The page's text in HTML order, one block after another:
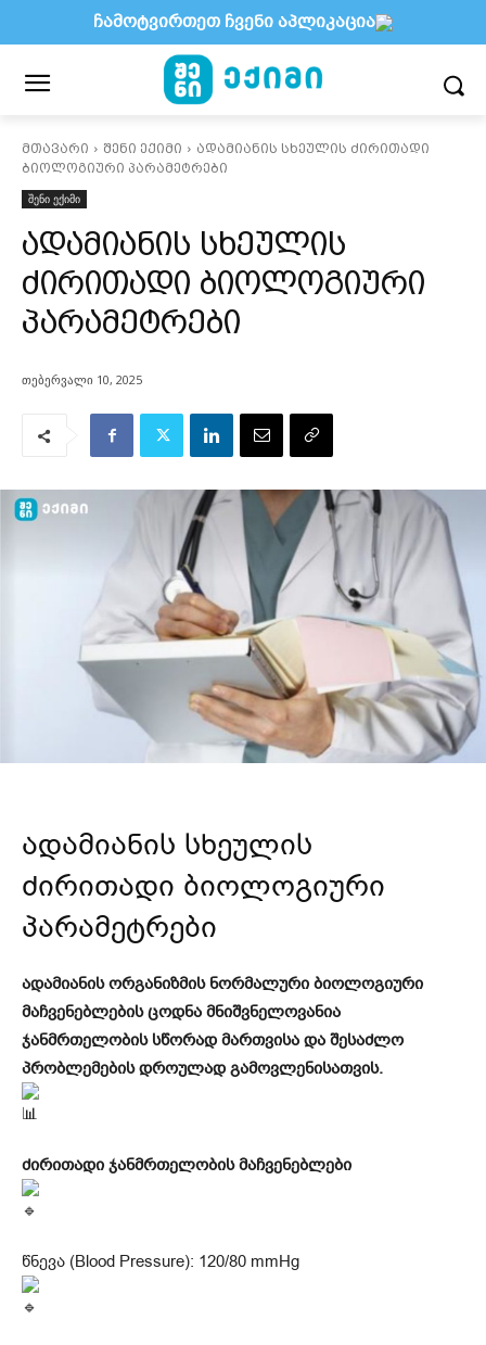
მთავარი შენი ექიმი
ადამიანის სხეულის ძირითადი
ბიოლოგიური პარამეტრები
შენი ექიმი
ადამიანის სხეულის
ძირითადი ბიოლოგიური
პარამეტრები
თებერვალი 10, 2025
ადამიანის სხეულის
ძირითადი ბიოლოგიური
პარამეტრები
ადამიანის ორგანიზმის ნორმალური ბიოლოგიური
მაჩვენებლების ცოდნა მნიშვნელოვანია
ჯანმრთელობის სწორად მართვისა და შესაძლო
პრობლემების დროულად გამოვლენისათვის.
ძირითადი ჯანმრთელობის მაჩვენებლები
წნევა (Blood Pressure): 120/80 mmHg
ჩამოტვირთეთ ჩვენი აპლიკაცია